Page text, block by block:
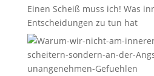
Einen Scheiß muss ich! Was
Entscheidungen zu tun hat